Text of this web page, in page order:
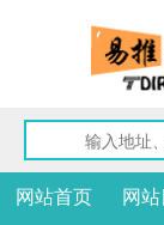
网站首页 网